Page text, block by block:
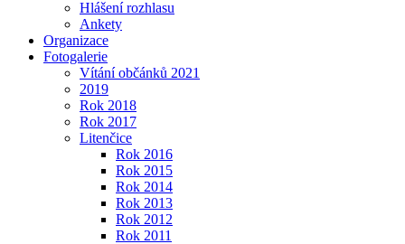
Hlášení rozhlasu
Ankety
Organizace
Fotogalerie
Vítání občánků 2021
2019
Rok 2018
Rok 2017
Litenčice
Rok 2016
Rok 2015
Rok 2014
Rok 2013
Rok 2012
Rok 2011